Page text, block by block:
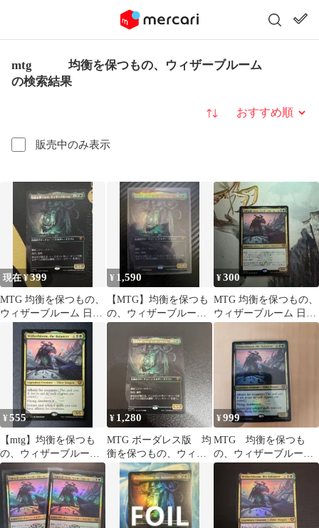
mtg 均衡を保つもの、ウィザーブルーム
の検索結果
販売中のみ表示
並び替え
現在 ¥399
MTG 均衡を保つもの、
ウィザーブルーム 日本
語 ボーダーレス
¥ 1,590
【MTG】均衡を保つも
の、ウィザーブルーム
【ボーダーレス】
¥300
MTG 均衡を保つもの、
ウィザーブルーム 日本
語版
¥555
【mtg】均衡を保つも
の、ウィザーブルーム
英語版ストリクスヘイ
ヴンの秘密SOS
¥ 1,280
MTG ボーダレス版 均
衡を保つもの、ウィザ
ーブルーム
¥999
MTG 均衡を保つも
の、ウィザーブルー
ム 英語 Foil